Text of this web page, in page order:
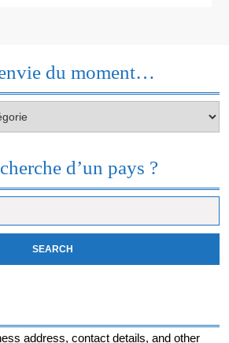
du moment…
d’un pays ?
address, contact details, and other